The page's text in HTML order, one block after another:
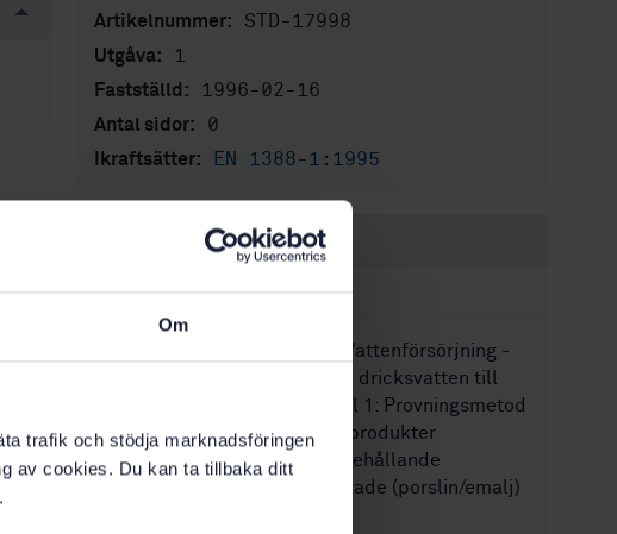
Om
trafik och stödja marknadsföringen
av cookies. Du kan ta tillbaka ditt
.
Artikelnummer: STD-17998
Utgåva: 1
Fastställd: 1996-02-16
Antal sidor: 0
Ikraftsätter: EN 1388-1:1995
Inom samma område
STANDARDER
Vattenförsörjning -
Materials påverkan på dricksvatten till
följd av migrering - Del 1: Provningsmetod
för fabrikstillverkade produkter
tillverkade av eller innehållande
organiska eller glasartade (porslin/emalj)